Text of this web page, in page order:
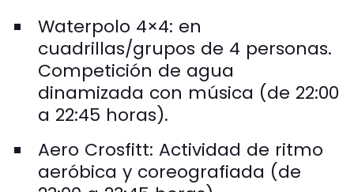
Waterpolo 4×4: en
cuadrillas/grupos de 4 personas.
Competición de agua
dinamizada con música (de 22:00
a 22:45 horas).
Aero Crosfitt: Actividad de ritmo
aeróbica y coreografiada (de